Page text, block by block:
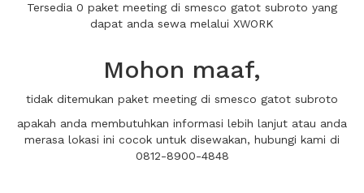
Tersedia 0 paket meeting di smesco gatot subroto yang
dapat anda sewa melalui XWORK
Mohon maaf,
tidak ditemukan paket meeting di smesco gatot subroto
apakah anda membutuhkan informasi lebih lanjut atau anda
merasa lokasi ini cocok untuk disewakan, hubungi kami di
0812-8900-4848